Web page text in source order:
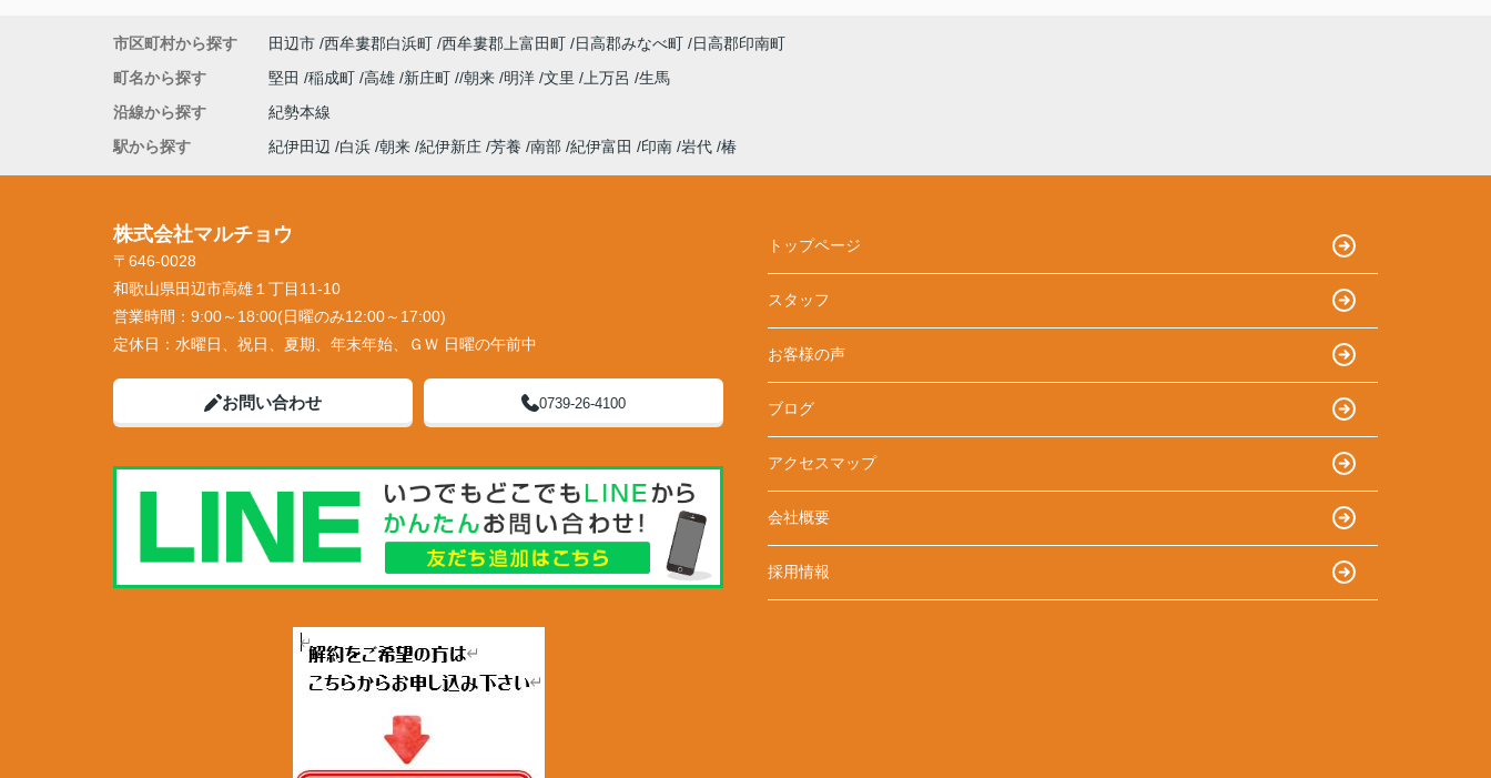
市区町村から探す 田辺市 西牟婁郡白浜町 西牟婁郡上富田町 日高郡みなべ町
日高郡印南町
町名から探す
堅田 稲成町 高雄 新庄町 朝来 明洋 文里 上万呂
生馬
沿線から探す
紀勢本線
駅から探す
紀伊田辺 白浜 朝来 紀伊新庄 芳養 南部 紀伊富田 印南 岩代 椿
株式会社マルチョウ
〒646-0028
和歌山県田辺市高雄１丁目11-10
営業時間： 9:00～18:00(日曜のみ12:00～17:00)
定休日： 水曜日、祝日、夏期、年末年始、ＧＷ 日曜の午前中
お問い合わせ 0739-26-4100
トップページ
スタッフ
お客様の声
ブログ
アクセスマップ
会社概要
採用情報